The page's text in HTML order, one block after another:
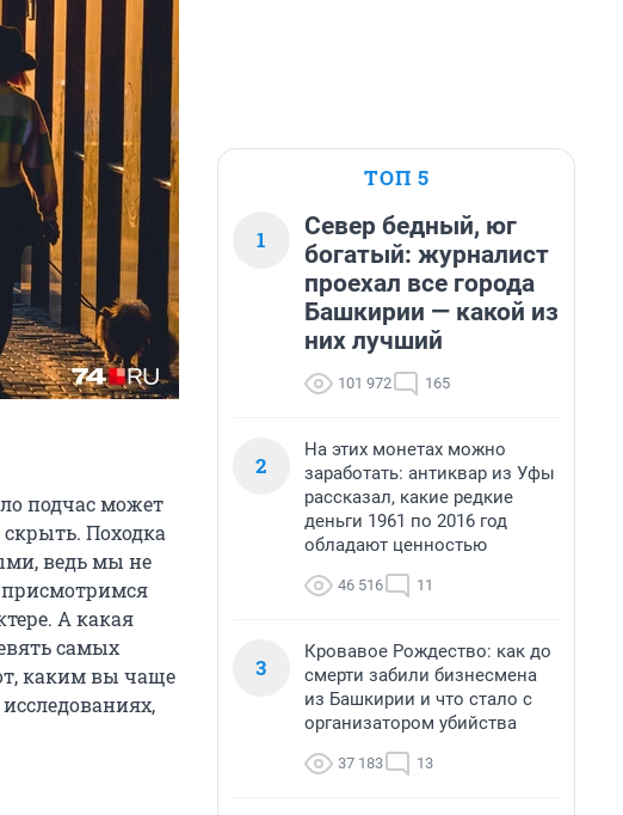
подчас может
Походка
ведь мы не
присмотримся
А какая
самых
каким вы чаще
ТОП 5
1
Север бедный, юг
богатый: журналист
проехал все города
Башкирии — какой из
них лучший
101 972 165
2
На этих монетах можно
заработать: антиквар из Уфы
рассказал, какие редкие
деньги 1961 по 2016 год
обладают ценностью
46 516 11
3
Кровавое Рождество: как до
смерти забили бизнесмена
из Башкирии и что стало с
организатором убийства
37 183 13